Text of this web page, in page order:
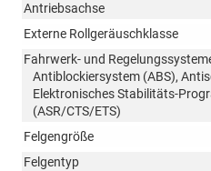
Antriebsachse
Externe Rollgeräuschklasse
Fahrwerk- und
Antiblockiersystem (ABS),
Elektronisches Stabilitäts-
(ASR/CTS/ETS)
Felgengröße
Felgentyp